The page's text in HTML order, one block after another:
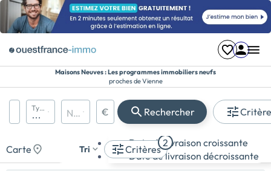
Maisons Neuves : Les programmes immobiliers neufs
proches de Vienne
Région, département, ville, CP
Maison
Types de biens Nombre de pièces Prix maximum
€ Rechercher
Carte Critères
2
Tri
Date de livraison croissante
Date de livraison décroissante